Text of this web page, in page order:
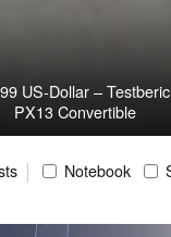
US-Dollar –
PX13 Convertible
Notebook